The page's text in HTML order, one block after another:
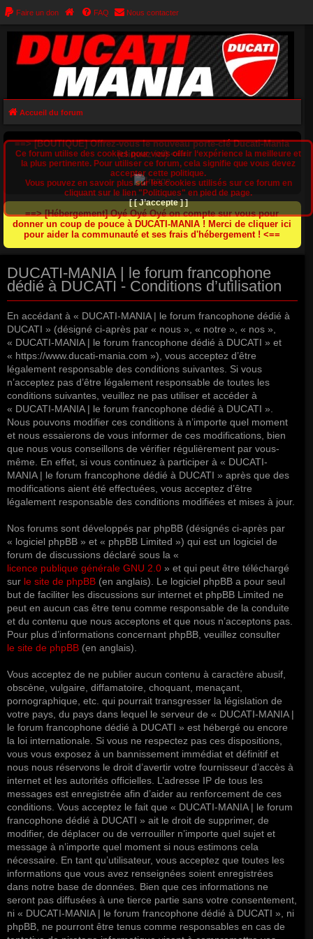
Faire un don FAQ Nous contacter
Accueil du forum
==> [BOUTIQUE] Offrez-vous le nouveau porte-clé Ducati-Mania
(cliquez ici) <==
==> [Hébergement] Oyé Oyé Oyé on compte sur vous pour
donner un coup de pouce à DUCATI-MANIA ! Merci de cliquer ici
pour aider la communauté et ses frais d'hébergement ! <==
DUCATI-MANIA | le forum francophone
dédié à DUCATI - Conditions d’utilisation
En accédant à « DUCATI-MANIA | le forum francophone dédié à
DUCATI » (désigné ci-après par « nous », « notre », « nos »,
« DUCATI-MANIA | le forum francophone dédié à DUCATI » et
« https://www.ducati-mania.com »), vous acceptez d’être
légalement responsable des conditions suivantes. Si vous
n’acceptez pas d’être légalement responsable de toutes les
conditions suivantes, veuillez ne pas utiliser et accéder à
« DUCATI-MANIA | le forum francophone dédié à DUCATI ».
Nous pouvons modifier ces conditions à n’importe quel moment
et nous essaierons de vous informer de ces modifications, bien
que nous vous conseillons de vérifier régulièrement par vous-
même. En effet, si vous continuez à participer à « DUCATI-
MANIA | le forum francophone dédié à DUCATI » après que des
modifications aient été effectuées, vous acceptez d’être
légalement responsable des conditions modifiées et mises à jour.
Nos forums sont développés par phpBB (désignés ci-après par
« logiciel phpBB » et « phpBB Limited ») qui est un logiciel de
forum de discussions déclaré sous la «
licence publique générale GNU 2.0 » et qui peut être téléchargé
sur le site de phpBB (en anglais). Le logiciel phpBB a pour seul
but de faciliter les discussions sur internet et phpBB Limited ne
peut en aucun cas être tenu comme responsable de la conduite
et du contenu que nous acceptons et que nous n’acceptons pas.
Pour plus d’informations concernant phpBB, veuillez consulter
le site de phpBB (en anglais).
Vous acceptez de ne publier aucun contenu à caractère abusif,
obscène, vulgaire, diffamatoire, choquant, menaçant,
pornographique, etc. qui pourrait transgresser la législation de
votre pays, du pays dans lequel le serveur de « DUCATI-MANIA |
le forum francophone dédié à DUCATI » est hébergé ou encore
la loi internationale. Si vous ne respectez pas ces dispositions,
vous vous exposez à un bannissement immédiat et définitif et
nous nous réservons le droit d’avertir votre fournisseur d’accès à
internet et les autorités officielles. L’adresse IP de tous les
messages est enregistrée afin d’aider au renforcement de ces
conditions. Vous acceptez le fait que « DUCATI-MANIA | le forum
francophone dédié à DUCATI » ait le droit de supprimer, de
modifier, de déplacer ou de verrouiller n’importe quel sujet et
message à n’importe quel moment si nous estimons cela
nécessaire. En tant qu’utilisateur, vous acceptez que toutes les
informations que vous avez renseignées soient enregistrées
dans notre base de données. Bien que ces informations ne
seront pas diffusées à une tierce partie sans votre consentement,
ni « DUCATI-MANIA | le forum francophone dédié à DUCATI », ni
phpBB, ne pourront être tenus comme responsables en cas de
Ce forum utilise des cookies pour vous offrir l‘expérience la meilleure et
la plus pertinente. Pour utiliser ce forum, cela signifie que vous devez
accepter cette politique.
Vous pouvez en savoir plus sur les cookies utilisés sur ce forum en
cliquant sur le lien "Politiques" en pied de page.
[ [ J’accepte ] ]